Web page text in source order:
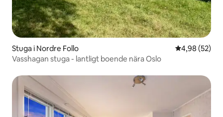
Stuga i Nordre Follo 4,98 av 5 i
4,98 (52)
Vasshagan stuga - lantligt boende nära Oslo